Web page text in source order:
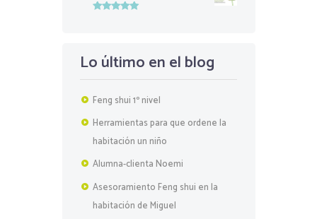
Lo último en el blog
Feng shui 1º nivel
Herramientas para que ordene la
habitación un niño
Alumna-clienta Noemi
Asesoramiento Feng shui en la
habitación de Miguel